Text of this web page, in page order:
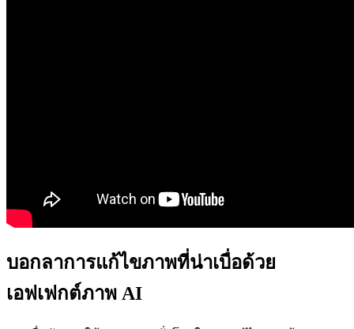
บอกลาการแก้ไขภาพที่น่าเบื่อด้วย
เอฟเฟกต์ภาพ AI